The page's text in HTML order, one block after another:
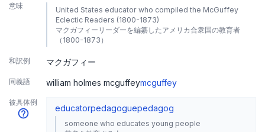
意味
United States educator who compiled the McGuffey
Eclectic Readers (1800-1873)
マクガフィーリーダーを編纂したアメリカ合衆国の教育者
（1800-1873）
和訳例 マクガフィー
同義語 william holmes mcguffeymcguffey
被具体例
educatorpedagoguepedagog
someone who educates young people